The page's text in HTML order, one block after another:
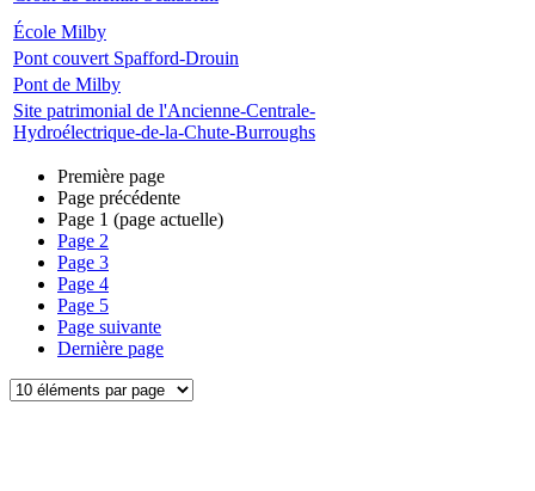
École Milby
Pont couvert Spafford-Drouin
Pont de Milby
Site patrimonial de l'Ancienne-Centrale-
Hydroélectrique-de-la-Chute-Burroughs
Première page
Page précédente
Page 1 (page actuelle)
Page 2
Page 3
Page 4
Page 5
Page suivante
Dernière page